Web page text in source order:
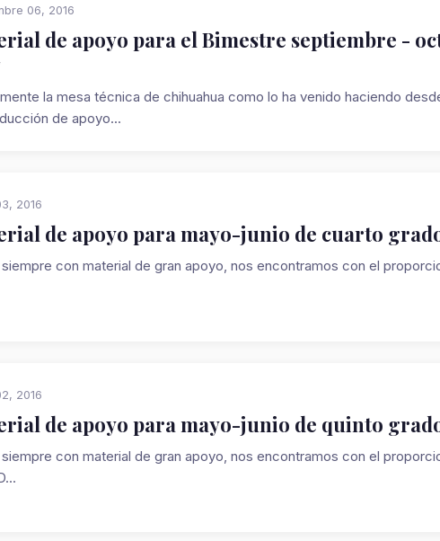
06, 2016
de apoyo para el Bimestre septiembre -
la mesa técnica de chihuahua como lo ha venido haciendo
de apoyo...
2016
de apoyo para mayo-junio de cuarto
con material de gran apoyo, nos encontramos con el
2016
de apoyo para mayo-junio de quinto
con material de gran apoyo, nos encontramos con el